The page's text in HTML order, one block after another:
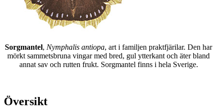
Sorgmantel, Nymphalis antiopa, art i familjen praktfjärilar. Den har
mörkt sammetsbruna vingar med bred, gul ytterkant och äter bland
annat sav och rutten frukt. Sorgmantel finns i hela Sverige.
Översikt